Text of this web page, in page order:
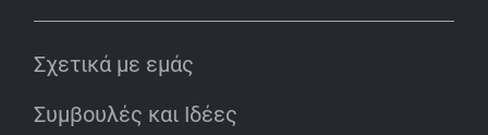
Σχετικά με εμάς
Συμβουλές και Ιδέες